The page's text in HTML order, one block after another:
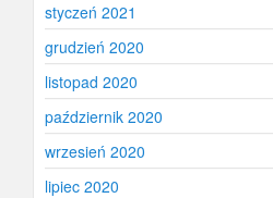
styczeń 2021
grudzień 2020
listopad 2020
październik 2020
wrzesień 2020
lipiec 2020